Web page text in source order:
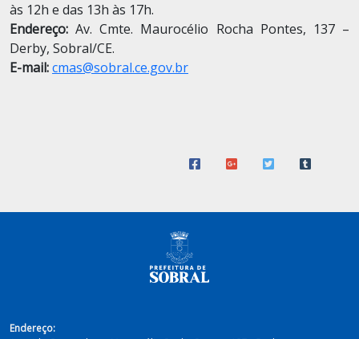
às 12h e das 13h às 17h.
Endereço: Av. Cmte. Maurocélio Rocha Pontes, 137 –
Derby, Sobral/CE.
E-mail:cmas@sobral.ce.gov.br
Endereço: